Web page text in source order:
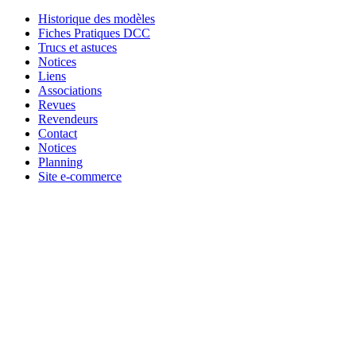
Historique des modèles
Fiches Pratiques DCC
Trucs et astuces
Notices
Liens
Associations
Revues
Revendeurs
Contact
Notices
Planning
Site e-commerce